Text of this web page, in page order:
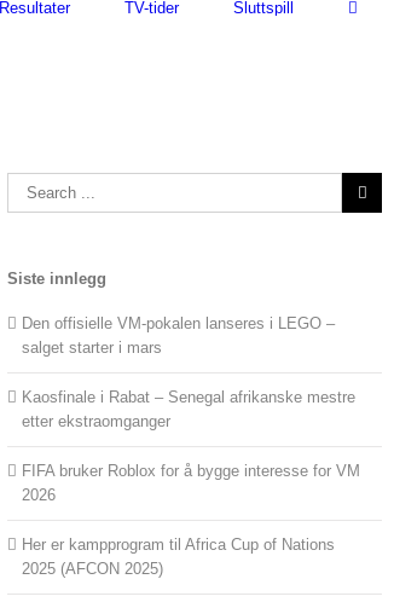
Resultater TV-tider Sluttspill
Search
for:
Siste innlegg
Den offisielle VM-pokalen lanseres i LEGO –
salget starter i mars
Kaosfinale i Rabat – Senegal afrikanske mestre
etter ekstraomganger
FIFA bruker Roblox for å bygge interesse for VM
2026
Her er kampprogram til Africa Cup of Nations
2025 (AFCON 2025)